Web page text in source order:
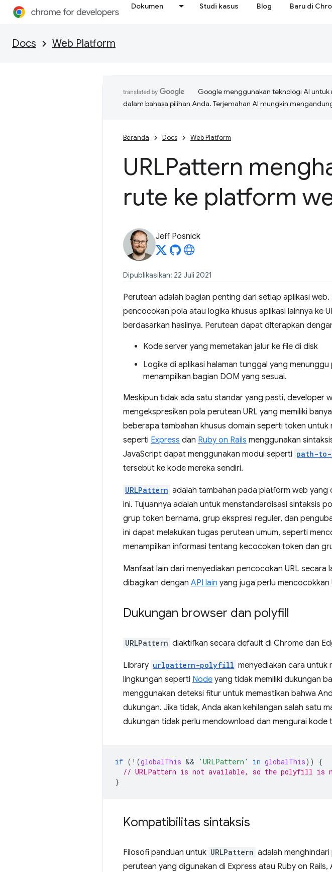
Dokumen Studi kasus Blog Baru di
Docs Web Platform
Google menggunakan teknologi AI
dalam bahasa pilihan Anda. Terjemahan AI mungkin
Beranda Docs Web Platform
URLPattern
rute ke platform
Jeff Posnick
Dipublikasikan: 22 Juli 2021
Perutean adalah bagian penting dari setiap aplikasi web.
pencocokan pola atau logika khusus aplikasi lainnya ke
berdasarkan hasilnya. Perutean dapat diterapkan
Kode server yang memetakan jalur ke file di disk
Logika di aplikasi halaman tunggal yang
menampilkan bagian DOM yang sesuai.
Meskipun tidak ada satu standar yang pasti, developer
mengekspresikan pola perutean URL yang memiliki
beberapa tambahan khusus domain seperti token
seperti Express dan Ruby on Rails menggunakan
JavaScript dapat menggunakan modul seperti path-to-
tersebut ke kode mereka sendiri.
URLPattern adalah tambahan pada platform web
ini. Tujuannya adalah untuk menstandardisasi sintaksis
grup token bernama, grup ekspresi reguler, dan
ini dapat melakukan tugas perutean umum, seperti
menampilkan informasi tentang kecocokan token dan
Manfaat lain dari menyediakan pencocokan URL
dibagikan dengan API lain yang juga perlu mencocokkan
Dukungan browser dan polyfill
URLPattern diaktifkan secara default di Chrome dan
Library urlpattern-polyfill menyediakan cara untuk
lingkungan seperti Node yang tidak memiliki dukungan
menggunakan deteksi fitur untuk memastikan bahwa
dukungan. Jika tidak, Anda akan kehilangan salah satu
dukungan tidak perlu mendownload dan mengurai kode
if ( ! (globalThis && 'URLPattern' in globalThis))
{
// URLPattern is not available, so the polyfill is
}
Kompatibilitas sintaksis
Filosofi panduan untuk URLPattern adalah
perutean yang digunakan di Express atau Ruby on